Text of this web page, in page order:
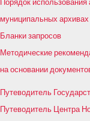
Порядок
муниципальных
Бланки запросов
Методические
на основании
Путеводитель
Путеводитель Центра